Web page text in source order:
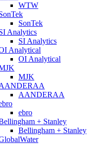
WTW
SonTek
Analytics
SI Analytics
Analytical
OI Analytical
MJK
AANDERAA
ebro
+ Stanley
Bellingham + Stanley